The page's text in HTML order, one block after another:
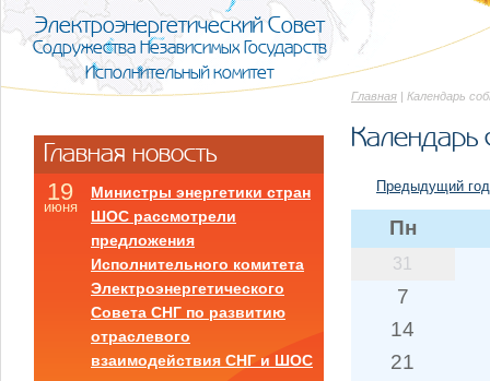
Электроэнергетический Совет
Содружества Независимых Государств
Исполнительный комитет
Главная | Календарь
Календарь
Предыдущий год
Пн
31
7
14
21
Главная новость
19
июня
Министры энергетики стран
ШОС рассмотрели
предложения
Исполнительного комитета
Электроэнергетического
Совета СНГ по развитию
отраслевого
взаимодействия СНГ и ШОС